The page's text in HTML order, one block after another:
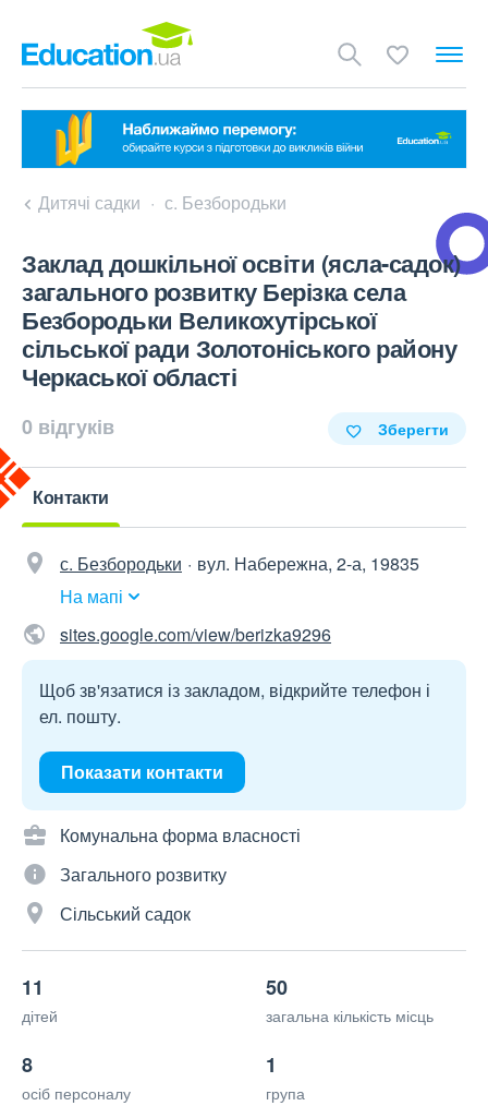
Дитячі садки с. Безбородьки
Заклад дошкільної освіти (ясла-садок)
загального розвитку Берізка села
Безбородьки Великохутірської
сільської ради Золотоніського району
Черкаської області
0 відгуків Зберегти
Контакти
с. Безбородьки
вул. Набережна, 2-а, 19835
На мапі
sites.google.com/view/berizka9296
Щоб зв'язатися із закладом, відкрийте телефон і
ел. пошту.
Показати контакти
Комунальна форма власності
Загального розвитку
Сільський садок
11
дітей
50
загальна кількість місць
8
осіб персоналу
1
група